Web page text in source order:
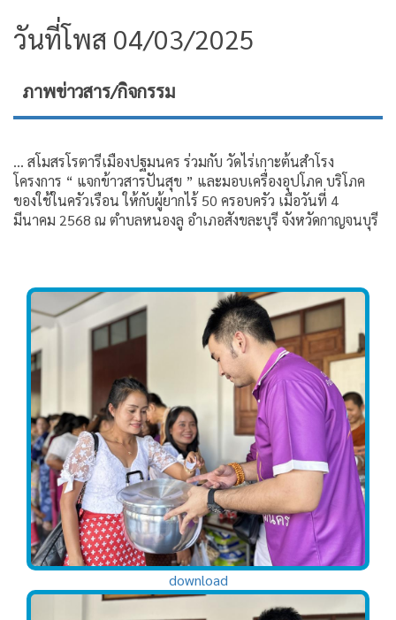
วันที่โพส 04/03/2025
ภาพข่าวสาร/กิจกรรม
... สโมสรโรตารีเมืองปฐมนคร ร่วมกับ วัดไร่เกาะต้นสำโรง
โครงการ “ แจกข้าวสารปันสุข ” และมอบเครื่องอุปโภค บริโภค
ของใช้ในครัวเรือน ให้กับผู้ยากไร้ 50 ครอบครัว เมือวันที่ 4
มีนาคม 2568 ณ ตำบลหนองลู อำเภอสังขละบุรี จังหวัดกาญจนบุรี
download